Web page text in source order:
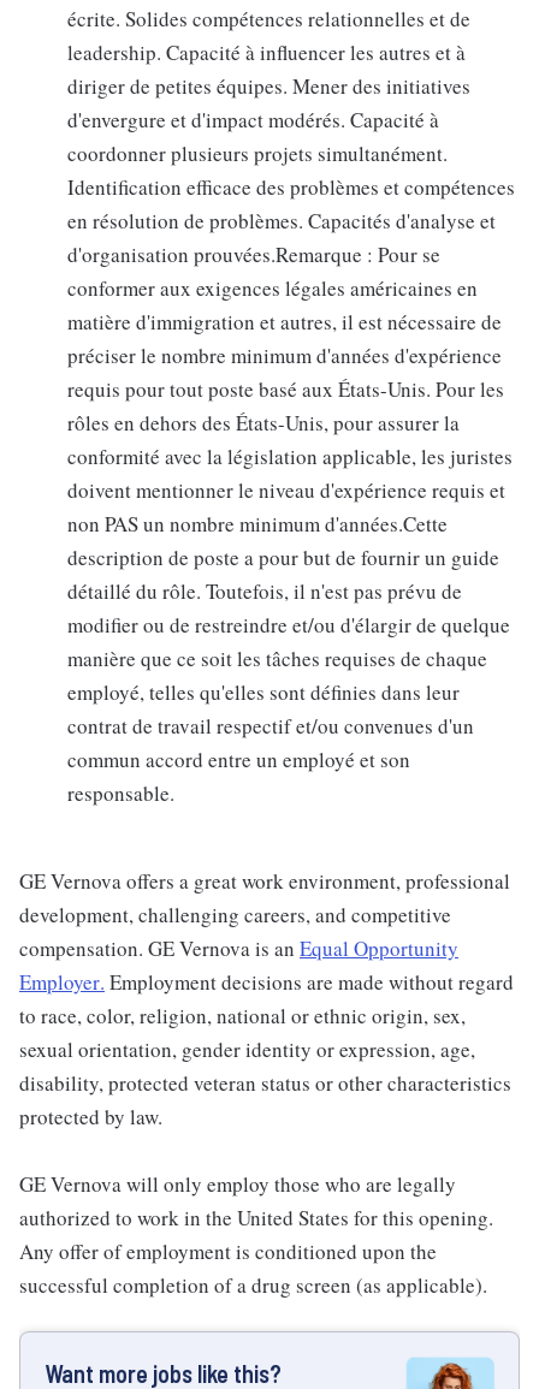
écrite. Solides compétences relationnelles et de
leadership. Capacité à influencer les autres et à
diriger de petites équipes. Mener des initiatives
d'envergure et d'impact modérés. Capacité à
coordonner plusieurs projets simultanément.
Identification efficace des problèmes et compétences
en résolution de problèmes. Capacités d'analyse et
d'organisation prouvées.Remarque : Pour se
conformer aux exigences légales américaines en
matière d'immigration et autres, il est nécessaire de
préciser le nombre minimum d'années d'expérience
requis pour tout poste basé aux États-Unis. Pour les
rôles en dehors des États-Unis, pour assurer la
conformité avec la législation applicable, les juristes
doivent mentionner le niveau d'expérience requis et
non PAS un nombre minimum d'années.Cette
description de poste a pour but de fournir un guide
détaillé du rôle. Toutefois, il n'est pas prévu de
modifier ou de restreindre et/ou d'élargir de quelque
manière que ce soit les tâches requises de chaque
employé, telles qu'elles sont définies dans leur
contrat de travail respectif et/ou convenues d'un
commun accord entre un employé et son
responsable.
GE Vernova offers a great work environment, professional
development, challenging careers, and competitive
compensation. GE Vernova is an Equal Opportunity
Employer. Employment decisions are made without regard
to race, color, religion, national or ethnic origin, sex,
sexual orientation, gender identity or expression, age,
disability, protected veteran status or other characteristics
protected by law.
GE Vernova will only employ those who are legally
authorized to work in the United States for this opening.
Any offer of employment is conditioned upon the
successful completion of a drug screen (as applicable).
Want more jobs like this?